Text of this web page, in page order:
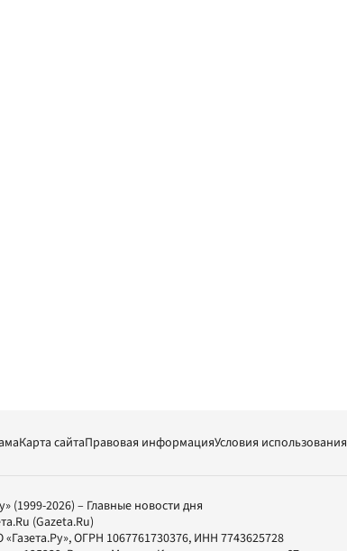
Карта сайтаПравовая информацияУсловия использования
(1999-2026) – Главные новости дня
(Gazeta.Ru)
«Газета.Ру», ОГРН 1067761730376, ИНН 7743625728